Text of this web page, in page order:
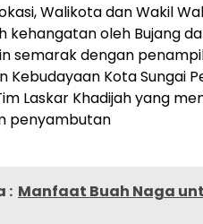
Walikota dan Wakil
kehangatan oleh Bujang
semarak dengan
Kebudayaan Kota Sungai
Laskar Khadijah yang
penyambutan
: Manfaat Buah Naga